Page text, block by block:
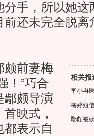
手，所以她这
还未完全脱离
相关报
李小冉
梅婷短
鄢颇被
前妻梅
！”巧合
鄢颇导演
映式，
表示自